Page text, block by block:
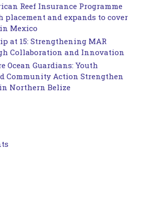
Reef Insurance Programme
placement and expands to cover
Mexico
at 15: Strengthening MAR
Collaboration and Innovation
Ocean Guardians: Youth
Community Action Strengthen
Northern Belize